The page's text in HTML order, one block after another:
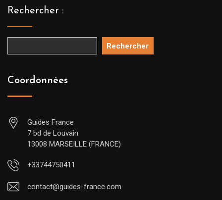
Rechercher :
Rechercher
Coordonnées
Guides France
7 bd de Louvain
13008 MARSEILLE (FRANCE)
+33744750411
contact@guides-france.com